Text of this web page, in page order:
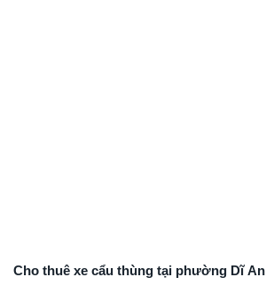
Cho thuê xe cẩu thùng tại phường Dĩ An